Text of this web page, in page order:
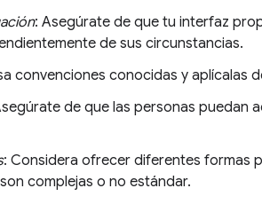
: Asegúrate de que tu interfaz
de sus circunstancias.
convenciones conocidas y aplícalas
de que las personas puedan
: Considera ofrecer diferentes formas
complejas o no estándar.